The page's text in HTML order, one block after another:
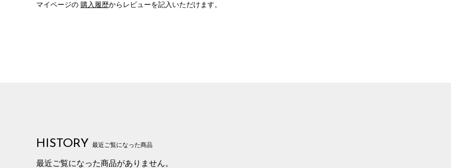
マイページの 購入履歴からレビューを記入いただけます。
HISTORY 最近ご覧になった商品
最近ご覧になった商品がありません。